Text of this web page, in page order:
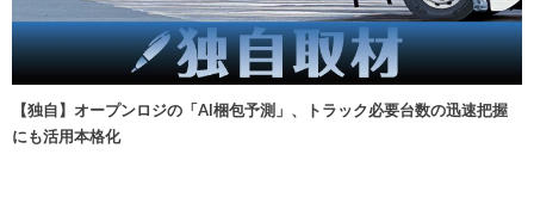
【独自】オープンロジの「AI梱包予測」、トラック必要台数の迅速把握
にも活用本格化